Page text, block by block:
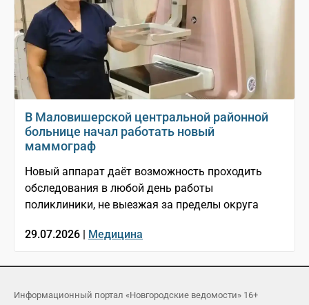
В Маловишерской центральной районной
больнице начал работать новый
маммограф
Новый аппарат даёт возможность проходить
обследования в любой день работы
поликлиники, не выезжая за пределы округа
29.07.2026 | Медицина
Информационный портал «Новгородские ведомости» 16+